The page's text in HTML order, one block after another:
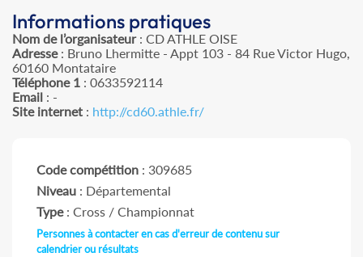
Informations pratiques
Nom de l’organisateur: CD ATHLE OISE
Adresse: Bruno Lhermitte - Appt 103 - 84 Rue Victor Hugo,
60160 Montataire
Téléphone 1 : 0633592114
Email : -
Site internet : http://cd60.athle.fr/
Code compétition : 309685
Niveau : Départemental
Type: Cross / Championnat
Personnes à contacter en cas d'erreur de contenu sur
calendrier ou résultats